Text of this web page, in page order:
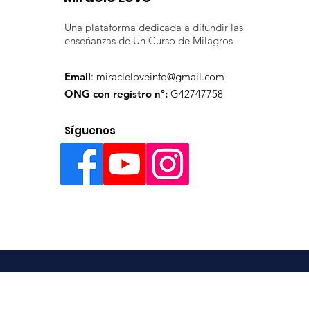
Una plataforma dedicada a difundir las
enseñanzas de Un Curso de Milagros
Email: miracleloveinfo@gmail.com
ONG con registro nº: G42747758
Síguenos